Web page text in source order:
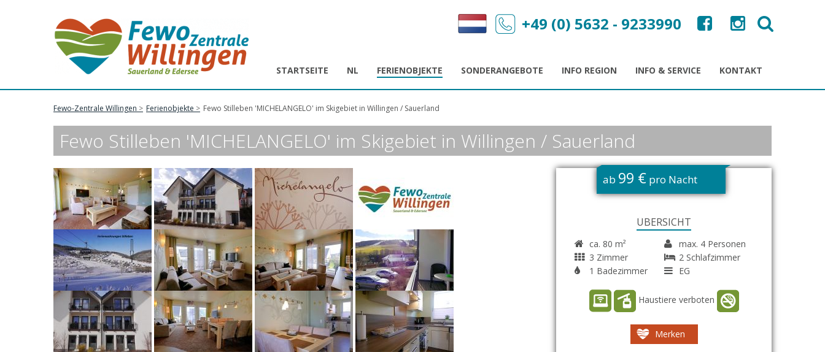
STARTSEITE NL FERIENOBJEKTE SONDERANGEBOTE INFO REGION INFO & SERVICE KONTAKT
+49 (0) 5632 - 9233990
Fewo-Zentrale Willingen Ferienobjekte Fewo Stilleben 'MICHELANGELO' im Skigebiet in Willingen / Sauerland
Fewo Stilleben 'MICHELANGELO' im Skigebiet in Willingen / Sauerland
ab 99 € pro Nacht
ÜBERSICHT
ca. 80 m²
max. 4 Personen
3 Zimmer
2 Schlafzimmer
1 Badezimmer
EG
Haustiere verboten
Merken